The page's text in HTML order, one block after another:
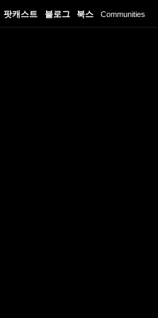
팟캐스트 블로그 북스 Communities